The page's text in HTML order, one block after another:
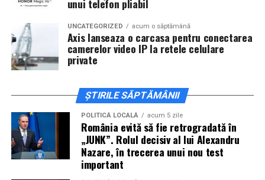
București
găzduiește o proiecție specială în prezența
întregii echipe pe15 februarie, de la 17:30.
ÎnCraiova , regizorulPaul Decuși actoriiSergiu
Costache, Azaleea Necula și Oana Gherman
Mall pe 16 februarie de la ora 18:00.
ActoriiVlad Gherman, Oana Gherman și Ioana
Ginghină
vin la întâlnirea cu publicul dinCinema City
Vivo! Pitești pe 17 februarie, de la 18:30și vor
participa la o discuție după proiecție, alături de
Paul Decu.
unui telefon pliabil
UNCATEGORIZED acum o săptămână
Axis lanseaza o carcasa pentru conectarea
camerelor video IP la retele celulare
private
ȘTIRILE SĂPTĂMÂNII
POLITICĂ LOCALĂ acum 5 zile
România evită să fie retrogradată în
„JUNK”. Rolul decisiv al lui Alexandru
Nazare, în trecerea unui nou test
important